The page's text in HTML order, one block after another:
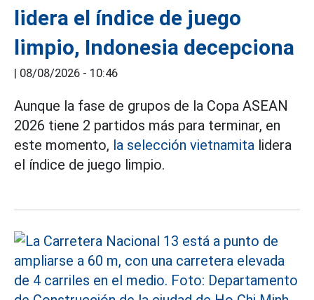
lidera el índice de juego
limpio, Indonesia decepciona
| 08/08/2026 - 10:46
Aunque la fase de grupos de la Copa ASEAN
2026 tiene 2 partidos más para terminar, en
este momento, la selección vietnamita lidera
el índice de juego limpio.